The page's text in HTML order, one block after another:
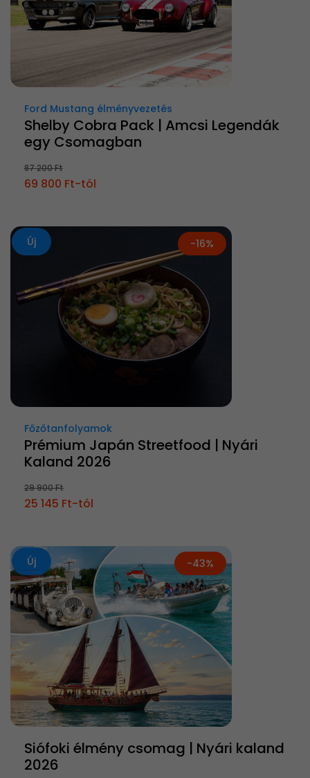
Ford Mustang élményvezetés
Shelby Cobra Pack | Amcsi Legendák
egy Csomagban
87 200 Ft
69 800 Ft-tól
Új -16%
Főzőtanfolyamok
Prémium Japán Streetfood | Nyári
Kaland 2026
29 900 Ft
25 145 Ft-tól
Új -43%
Siófoki élmény csomag | Nyári kaland
2026